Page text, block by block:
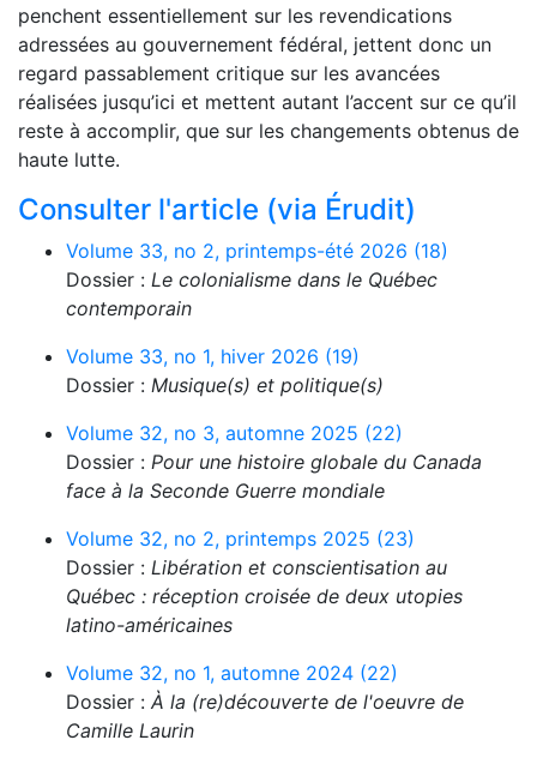
penchent essentiellement sur les revendications
adressées au gouvernement fédéral, jettent donc un
regard passablement critique sur les avancées
réalisées jusqu’ici et mettent autant l’accent sur ce qu’il
reste à accomplir, que sur les changements obtenus de
haute lutte.
Consulter l'article (via Érudit)
Volume 33, no 2, printemps-été 2026 (18)
Dossier : Le colonialisme dans le Québec
contemporain
Volume 33, no 1, hiver 2026 (19)
Dossier : Musique(s) et politique(s)
Volume 32, no 3, automne 2025 (22)
Dossier : Pour une histoire globale du Canada
face à la Seconde Guerre mondiale
Volume 32, no 2, printemps 2025 (23)
Dossier : Libération et conscientisation au
Québec : réception croisée de deux utopies
latino-américaines
Volume 32, no 1, automne 2024 (22)
Dossier : À la (re)découverte de l'oeuvre de
Camille Laurin